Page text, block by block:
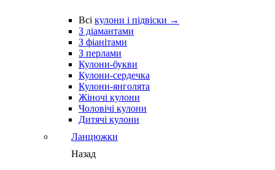
Всі кулони і підвіски →
З діамантами
З фіанітами
З перлами
Кулони-букви
Кулони-сердечка
Кулони-янголята
Жіночі кулони
Чоловічі кулони
Дитячі кулони
Ланцюжки
Назад